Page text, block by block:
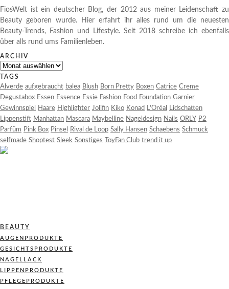
FiosWelt ist ein deutscher Blog, der 2012 aus meiner Leidenschaft zu
Beauty geboren wurde. Hier erfahrt ihr alles rund um die neuesten
Beauty-Trends, Fashion und Lifestyle. Seit 2018 schreibe ich ebenfalls
über alls rund ums Familienleben.
ARCHIV
Archiv
TAGS
Alverde aufgebraucht balea Blush Born Pretty Boxen Catrice Creme
Degustabox Essen Essence Essie Fashion Food Foundation Garnier
Gewinnspiel
Haare Highlighter Jolifin Kiko Konad L'Oréal
Lidschatten
Lippenstift Manhattan Mascara Maybelline Nageldesign Nails ORLY P2
Parfüm Pink Box Pinsel Rival de Loop Sally Hansen Schaebens Schmuck
selfmade Shoptest Sleek Sonstiges ToyFan Club trend it up
BEAUTY
AUGENPRODUKTE
GESICHTSPRODUKTE
NAGELLACK
LIPPENPRODUKTE
PFLEGEPRODUKTE